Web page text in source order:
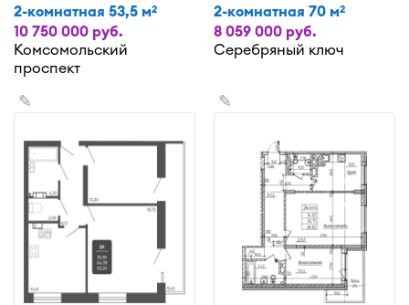
2-комнатная 53,5 м2
10 750 000 руб.
Комсомольский
проспект
2-комнатная 70 м2
8 059 000 руб.
Серебряный ключ
✎ ✎